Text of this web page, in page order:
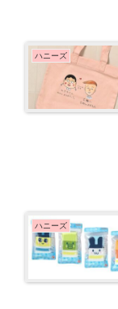
ハニーズ
ハニーズ